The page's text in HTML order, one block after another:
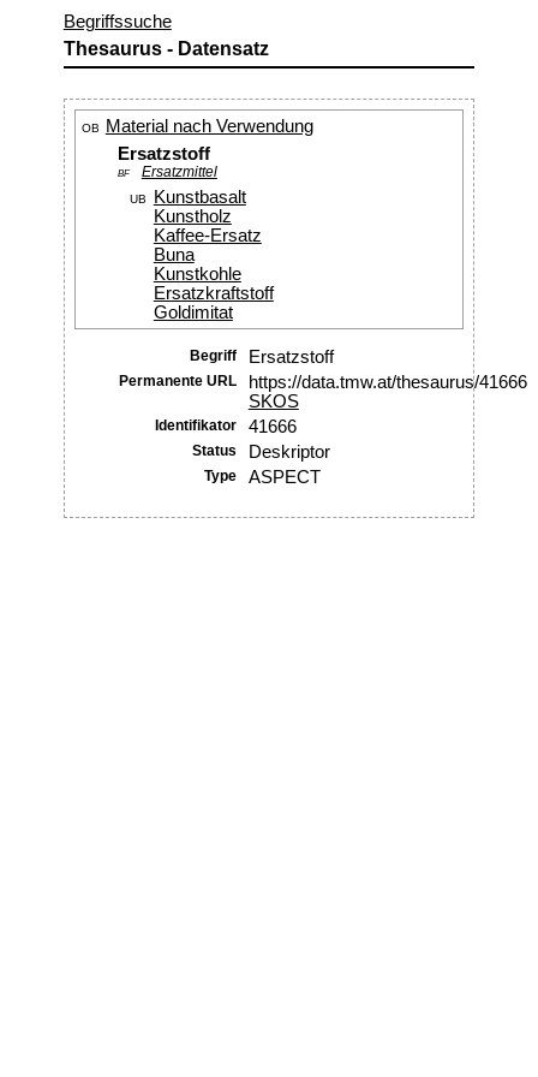
Begriffssuche
Thesaurus - Datensatz
OB
Material nach Verwendung
Ersatzstoff
BF Ersatzmittel
UB
Kunstbasalt
Kunstholz
Kaffee-Ersatz
Buna
Kunstkohle
Ersatzkraftstoff
Goldimitat
Begriff Ersatzstoff
Permanente URL
https://data.tmw.at/thesaurus/41666
SKOS
Identifikator 41666
Status Deskriptor
Type ASPECT